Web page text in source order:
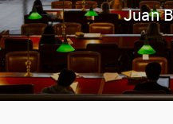
Juan